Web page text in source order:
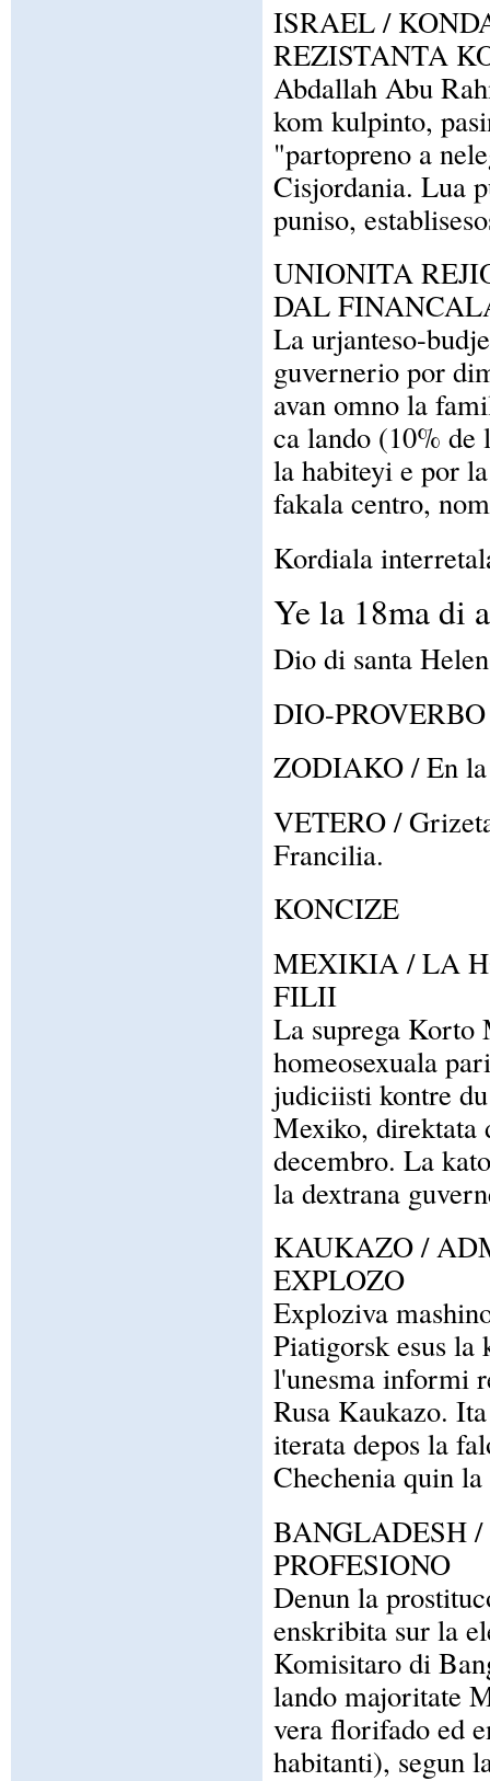
ISRAEL /
REZISTANTA
Abdallah Abu
kom kulpinto,
"partopreno a
Cisjordania. Lua
puniso,
UNIONITA
DAL
La urjanteso-
guvernerio por
avan omno la
ca lando (10%
la habiteyi e por
fakala centro,
Kordiala
Ye la 18ma di
Dio di santa
DIO-
ZODIAKO / En la
VETERO /
Francilia.
KONCIZE
MEXIKIA / LA
FILII
La suprega Korto
homeosexuala
judiciisti kontre
Mexiko, direktata
decembro. La
la dextrana
KAUKAZO /
EXPLOZO
Exploziva
Piatigorsk esus la
l'unesma informi
Rusa Kaukazo.
iterata depos la
Chechenia quin
BANGLADESH
PROFESIONO
Denun la
enskribita sur la
Komisitaro di
lando majoritate
vera florifado ed
habitanti), segun